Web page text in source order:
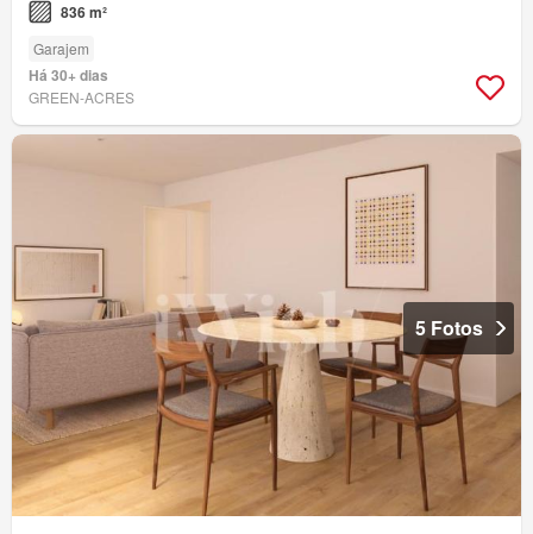
836 m²
Garajem
Há 30+ dias
GREEN-ACRES
5 Fotos